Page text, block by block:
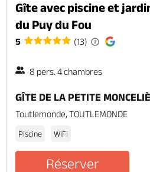
Gîte avec piscine et
du Puy du Fou
5 (13)
8 pers. 4 chambres
GÎTE DE LA PETITE
Toutlemonde, TOUTLEMONDE
Piscine WiFi
Réserver